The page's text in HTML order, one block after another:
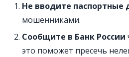
Не вводите паспортные
мошенниками.
Сообщите в Банк России
это поможет пресечь